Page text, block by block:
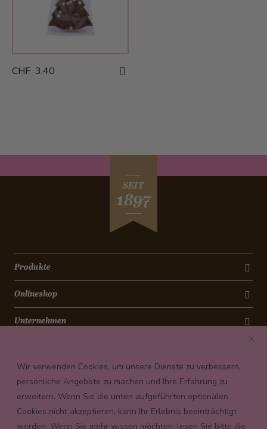
CHF 3.40
SEIT
1897
Produkte
Onlineshop
Unternehmen
Payment conditions
Wir verwenden Cookies, um unsere Dienste zu verbessern,
persönliche Angebote zu machen und Ihre Erfahrung zu
erweitern. Wenn Sie die unten aufgeführten optionalen
Cookies nicht akzeptieren, kann Ihr Erlebnis beeinträchtigt
werden. Wenn Sie mehr wissen möchten, lesen Sie bitte die